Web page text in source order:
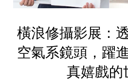
橫浪修攝影展：
空氣系鏡頭，躍
真嬉戲的